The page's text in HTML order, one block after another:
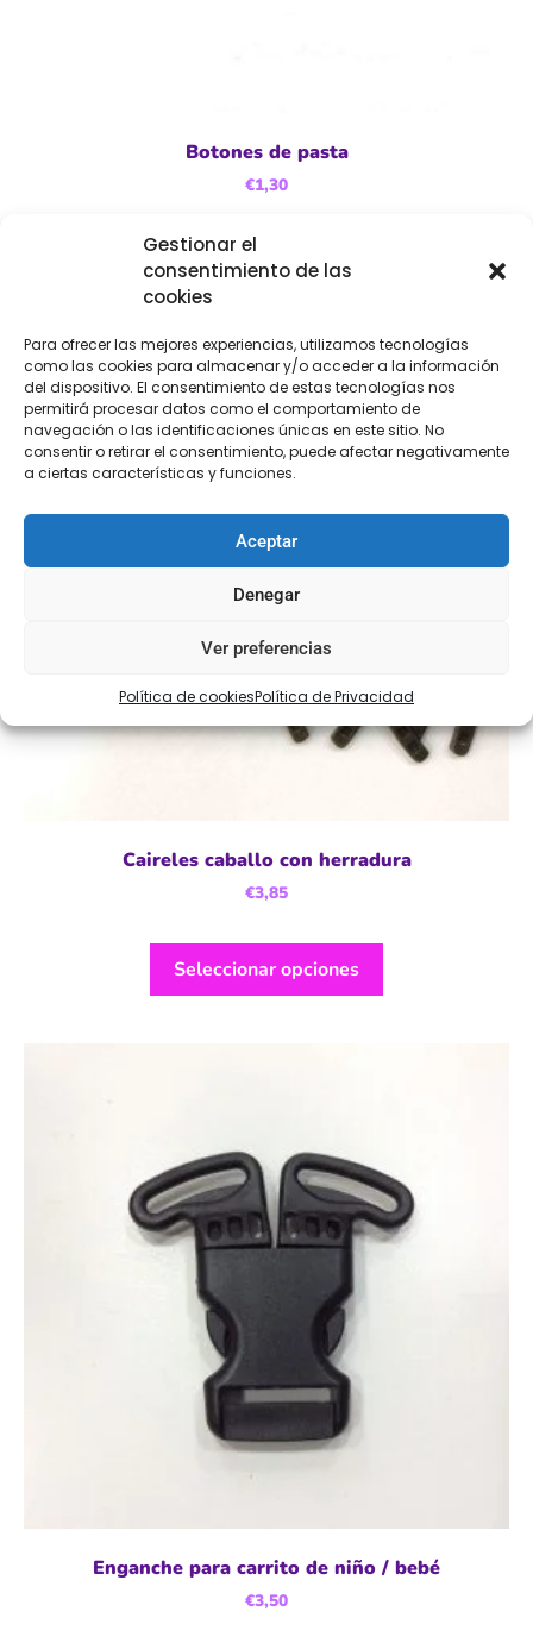
Gestionar el
consentimiento de las
cookies
Para ofrecer las mejores experiencias, utilizamos tecnologías
como las cookies para almacenar y/o acceder a la información
del dispositivo. El consentimiento de estas tecnologías nos
permitirá procesar datos como el comportamiento de
navegación o las identificaciones únicas en este sitio. No
consentir o retirar el consentimiento, puede afectar negativamente
a ciertas características y funciones.
Aceptar
Denegar
Ver preferencias
Política de cookiesPolítica de Privacidad
Botones de pasta
€1,30
Seleccionar opciones
Caireles caballo con herradura
€3,85
Seleccionar opciones
Enganche para carrito de niño / bebé
€3,50